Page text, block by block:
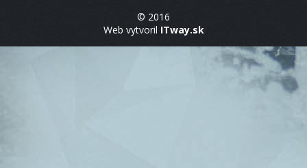
© 2016
Web vytvoril ITway.sk